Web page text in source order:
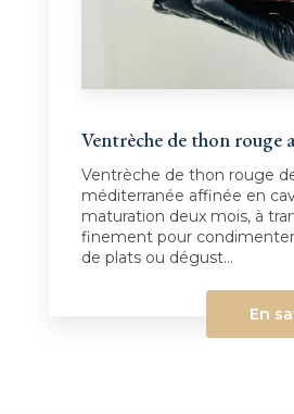
Ventrèche de thon rouge
Ventrèche de thon rouge
méditerranée affinée en
maturation deux mois, à
finement pour
de plats ou dégust...
En